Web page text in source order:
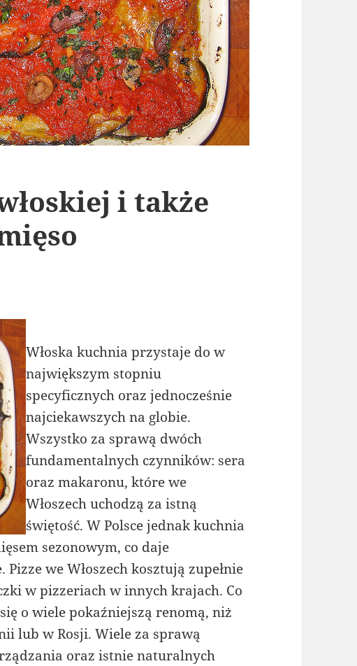
i także
Włoska kuchnia przystaje do w
największym stopniu
specyficznych oraz jednocześnie
najciekawszych na globie.
Wszystko za sprawą dwóch
fundamentalnych czynników: sera
oraz makaronu, które we
Włoszech uchodzą za istną
świętość. W Polsce jednak kuchnia
sezonowym, co daje
we Włoszech kosztują zupełnie
w pizzeriach w innych krajach. Co
o wiele pokaźniejszą renomą, niż
lub w Rosji. Wiele za sprawą
oraz istnie naturalnych